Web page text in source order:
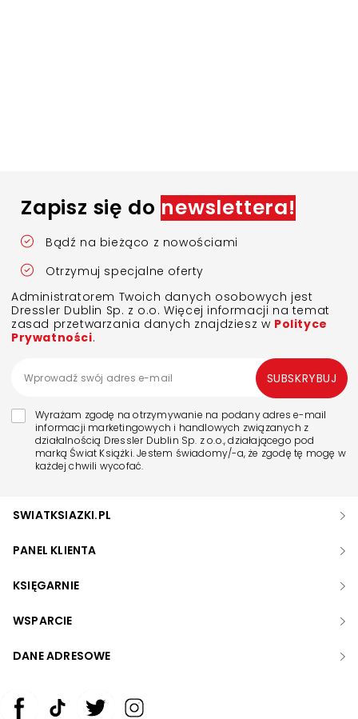
Zapisz się do newslettera!
Bądź na bieżąco z nowościami
Otrzymuj specjalne oferty
Administratorem Twoich danych osobowych jest
Dressler Dublin Sp. z o.o. Więcej informacji na temat
zasad przetwarzania danych znajdziesz w Polityce
Prywatności.
Wyrażam zgodę na otrzymywanie na podany adres e-mail
informacji marketingowych i handlowych związanych z
działalnością Dressler Dublin Sp. z o.o., działającego pod
marką Świat Książki. Jestem świadomy/-a, że zgodę tę mogę w
każdej chwili wycofać.
SUBSKRYBUJ
SWIATKSIAZKI.PL
PANEL KLIENTA
KSIĘGARNIE
WSPARCIE
DANE ADRESOWE
Zwiększ rozmiar czcionki